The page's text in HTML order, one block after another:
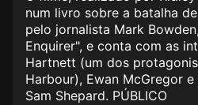
num livro sobre a batalha
pelo jornalista Mark
Enquirer", e conta com as
Hartnett (um dos
Harbour), Ewan McGregor
Sam Shepard. PÚBLICO